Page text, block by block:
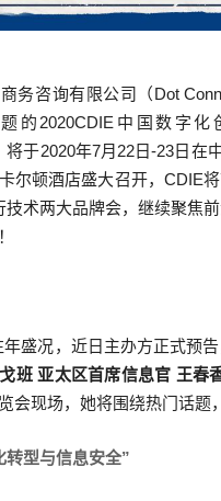
务咨询有限公司（Dot
的2020CDIE中国数字化
将于2020年7月22日-23日在
尔顿酒店盛大召开，CDIE
技术两大品牌会，继续聚焦
年盛况，近日主办方正式预
班 亚太区首席信息官 王春香
会现场，她将围绕热门话题
转型与信息安全”